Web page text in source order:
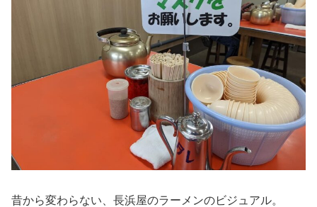
昔から変わらない、長浜屋のラーメンのビジュアル。